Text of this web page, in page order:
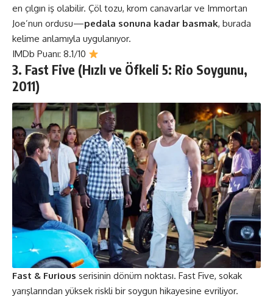
en çılgın iş olabilir. Çöl tozu, krom canavarlar ve Immortan
Joe’nun ordusu—pedala sonuna kadar basmak, burada
kelime anlamıyla uygulanıyor.
IMDb Puanı: 8.1/10
3. Fast Five (Hızlı ve Öfkeli 5: Rio Soygunu,
2011)
Fast & Furious serisinin dönüm noktası. Fast Five, sokak
yarışlarından yüksek riskli bir soygun hikayesine evriliyor.